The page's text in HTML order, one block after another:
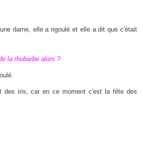
dame, elle a rigoulé et elle a dit que c'était
la rhubarbe alors ?
des iris, car en ce moment c'est la fête des